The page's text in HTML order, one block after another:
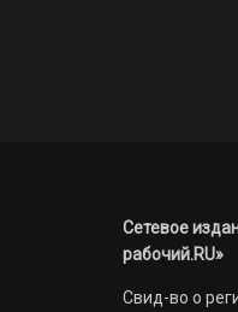
Сетевое
рабочий.RU»
Свид-во о